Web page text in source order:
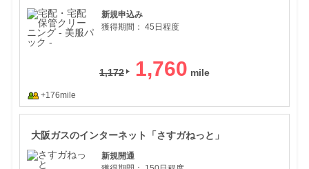
新規申込み
獲得期間： 45日程度
1,172 1,760
+176mile
大阪ガスのインターネット「さすガねっと」
新規開通